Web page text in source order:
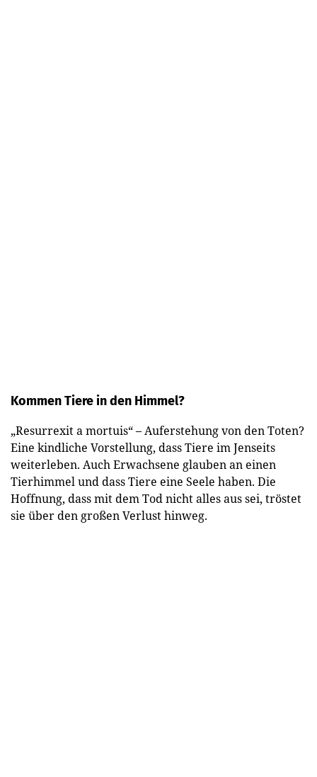
Kommen Tiere in den Himmel?
„Resurrexit a mortuis“ – Auferstehung von den Toten?
Eine kindliche Vorstellung, dass Tiere im Jenseits
weiterleben. Auch Erwachsene glauben an einen
Tierhimmel und dass Tiere eine Seele haben. Die
Hoffnung, dass mit dem Tod nicht alles aus sei, tröstet
sie über den großen Verlust hinweg.